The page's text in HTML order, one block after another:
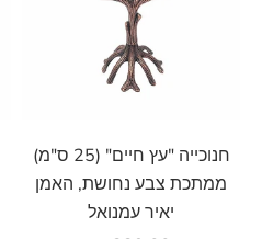
הוסף לעגלה
חנוכייה "עץ חיים" (25 ס"מ)
ממתכת צבע נחושת, האמן
יאיר עמנואל